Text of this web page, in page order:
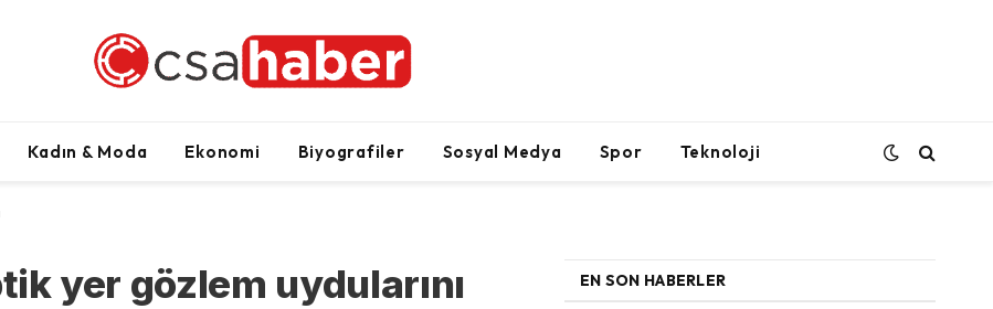
Kadın & Moda Ekonomi Biyografiler Sosyal Medya Spor Teknoloji
yer gözlem uydularını
EN SON HABERLER